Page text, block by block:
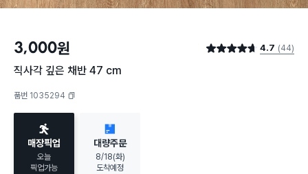
3,000원 별점 4.7점 4.7 (44)
직사각 깊은 채반 47 cm
품번 1035294
매장픽업
오늘
픽업가능
대량주문
8/18(화)
도착예정